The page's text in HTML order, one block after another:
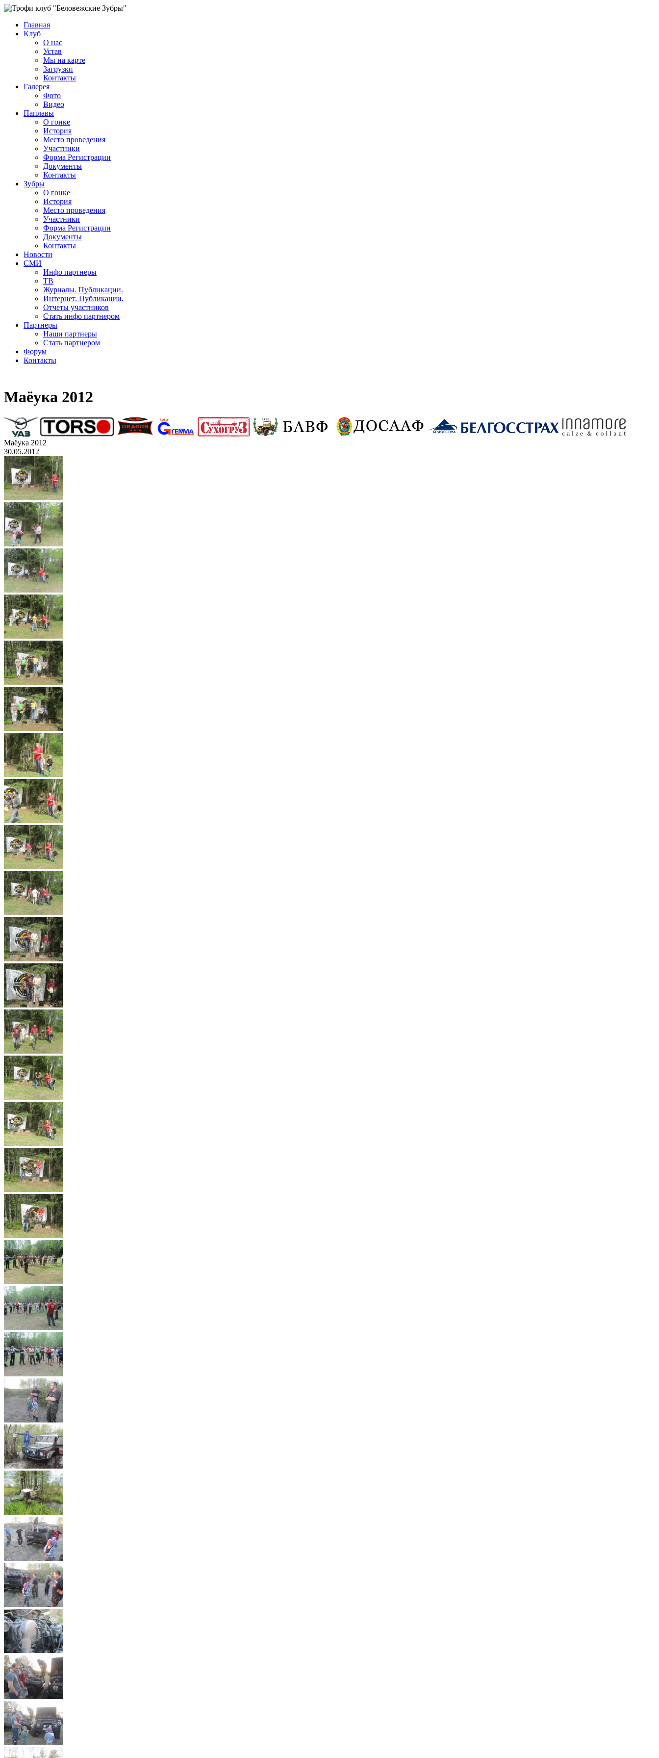
Главная
Клуб
О нас
Устав
Мы на карте
Загрузки
Контакты
Галерея
Фото
Видео
Паплавы
О гонке
История
Место проведения
Участники
Форма Регистрации
Документы
Контакты
Зубры
О гонке
История
Место проведения
Участники
Форма Регистрации
Документы
Контакты
Новости
СМИ
Инфо партнеры
ТВ
Журналы. Публикации.
Интернет. Публикации.
Отчеты участников
Стать инфо партнером
Партнеры
Наши партнеры
Стать партнером
Форум
Контакты
Маёука 2012
Маёука 2012
30.05.2012